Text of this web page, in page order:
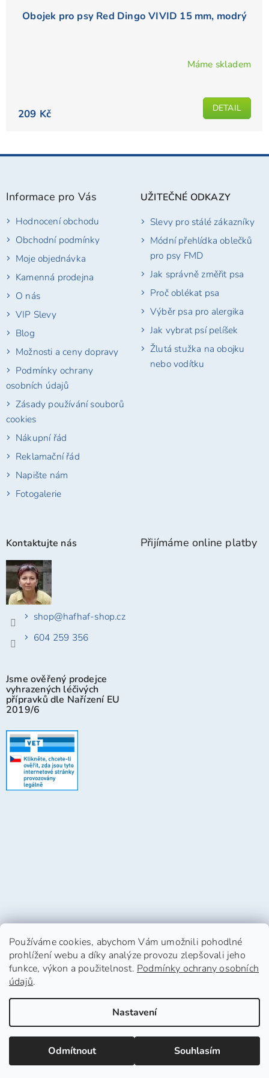
Používáme cookies, abychom Vám umožnili pohodlné
prohlížení webu a díky analýze provozu zlepšovali jeho
funkce, výkon a použitelnost. Podmínky ochrany osobních
údajů.
Nastavení
Odmítnout Souhlasím
Obojek pro psy Red Dingo VIVID 15 mm, modrý
je
5
Máme skladem
209 Kč DETAIL
Z
Informace pro Vás
Hodnocení obchodu
Obchodní podmínky
Moje objednávka
Kamenná prodejna
O nás
VIP Slevy
Blog
Možnosti a ceny dopravy
Podmínky ochrany
osobních údajů
Zásady používání souborů
cookies
Nákupní řád
Reklamační řád
Napište nám
Fotogalerie
UŽITEČNÉ ODKAZY
Slevy pro stálé zákazníky
Módní přehlídka oblečků
pro psy FMD
Jak správně změřit psa
Proč oblékat psa
Výběr psa pro alergika
Jak vybrat psí pelíšek
Žlutá stužka na obojku
nebo vodítku
Kontaktujte nás
shop@hafhaf-shop.cz
604 259 356
Jsme ověřený prodejce
vyhrazených léčivých
přípravků dle Nařízení EU
2019/6
Přijímáme online platby
Vytvořil Shoptet
Copyright 2026
. Všechna práva
Upravit nastavení cookies